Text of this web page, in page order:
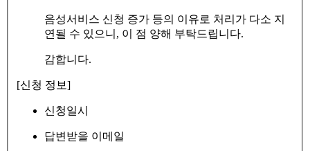
음성서비스 신청 증가 등의 이유로 처리가 다소 지
연될 수 있으니, 이 점 양해 부탁드립니다.
감합니다.
[신청 정보]
신청일시
답변받을 이메일